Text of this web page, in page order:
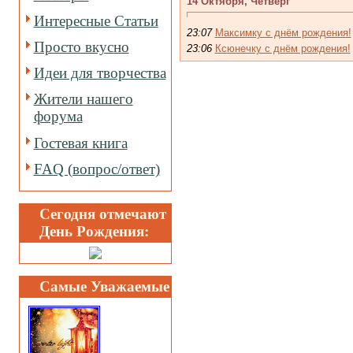
Интересные Статьи
Просто вкусно
Идеи для творчества
Жители нашего
форума
Гостевая книга
FAQ (вопрос/ответ)
Сегодня отмечают
День Рождения:
Самые Уважаемые
23:07 Максимку с днём рождения!
23:06 Ксюнечку с днём рождения!